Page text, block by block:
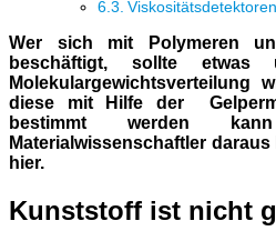
Viskositätsdetektoren
Wer sich mit Polymeren
beschäftigt, sollte etwas
Molekulargewichtsverteilung
diese mit Hilfe der
bestimmt werden
Materialwissenschaftler
hier.
Kunststoff ist nicht